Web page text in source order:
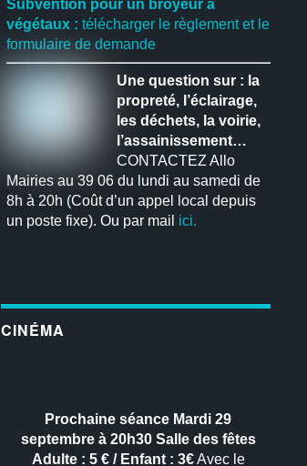
Subvention pour un broyeur à
végétaux : télécharger le règlement et le
formulaire de demande
Une question sur : la
propreté, l’éclairage,
les déchets, la voirie,
l’assainissement…
CONTACTEZ Allo
Mairies au 39 06 du lundi au samedi de
8h à 20h (Coût d’un appel local depuis
un poste fixe). Ou par mail ici.
CINÉMA
Prochaine séance Mardi 29
septembre à 20h30 Salle des fêtes
Adulte : 5 € / Enfant : 3€Avec le